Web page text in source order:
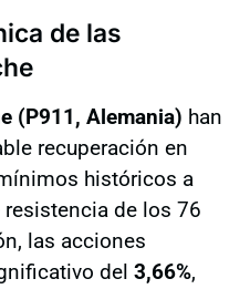
de las
(P911, Alemania) han
recuperación en
históricos a
de los 76
las acciones
del 3,66%,